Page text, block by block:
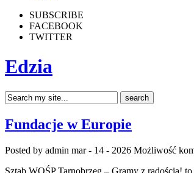
SUBSCRIBE
FACEBOOK
TWITTER
Edzia
Fundacje w Europie
Posted by admin mar - 14 - 2026 Możliwość
Sztab WOŚP Tarnobrzeg – Gramy z radością!